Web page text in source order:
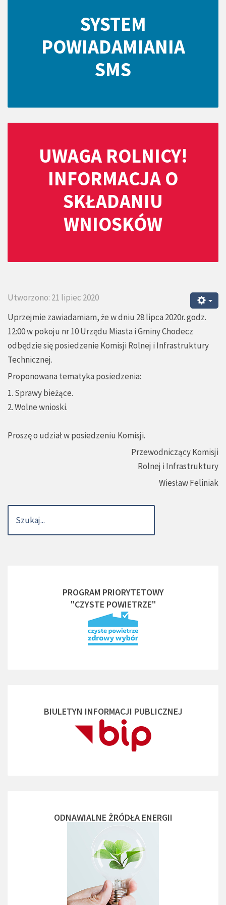
SYSTEM
POWIADAMIANIA
SMS
UWAGA ROLNICY!
INFORMACJA O
SKŁADANIU
WNIOSKÓW
Utworzono: 21 lipiec 2020
Uprzejmie zawiadamiam, że w dniu 28 lipca 2020r. godz.
12:00 w pokoju nr 10 Urzędu Miasta i Gminy Chodecz
odbędzie się posiedzenie Komisji Rolnej i Infrastruktury
Technicznej.
Proponowana tematyka posiedzenia:
1. Sprawy bieżące.
2. Wolne wnioski.
Proszę o udział w posiedzeniu Komisji.
Przewodniczący Komisji
Rolnej i Infrastruktury
Wiesław Feliniak
PROGRAM PRIORYTETOWY
"CZYSTE POWIETRZE"
BIULETYN INFORMACJI PUBLICZNEJ
ODNAWIALNE ŻRÓDŁA ENERGII